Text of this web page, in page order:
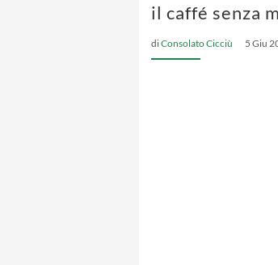
il caffé senza
diConsolato Cicciù 5 Giu